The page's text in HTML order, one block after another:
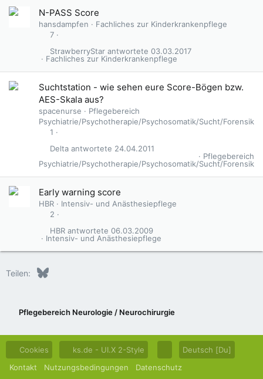
N-PASS Score
hansdampfen
Fachliches zur Kinderkrankenpflege
7
Fachliches zur Kinderkrankenpflege
03.03.2017
StrawberryStar
Suchtstation - wie sehen eure Score-Bögen bzw.
AES-Skala aus?
spacenurse
Pflegebereich
Psychiatrie/Psychotherapie/Psychosomatik/Sucht/Forensik
1
Pflegebereich
Psychiatrie/Psychotherapie/Psychosomatik/Sucht/Forensik
24.04.2011
Delta
Early warning score
HBR
Intensiv- und Anästhesiepflege
2
Intensiv- und Anästhesiepflege
06.03.2009
HBR
Teilen: Bluesky
Pflegebereich Neurologie / Neurochirurgie
Cookies ks.de - UI.X 2-Style
Deutsch [Du]
Kontakt
Nutzungsbedingungen Datenschutz